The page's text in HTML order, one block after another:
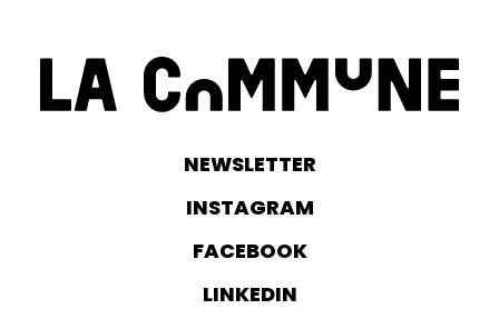
NEWSLETTER
INSTAGRAM
FACEBOOK
LINKEDIN